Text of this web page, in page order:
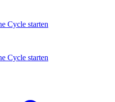
Cycle starten
Cycle starten